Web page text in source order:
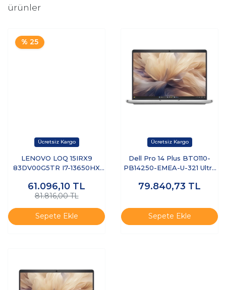
ürünler
% 25
LENOVO LOQ 15IRX9
83DV00G5TR I7-13650HX
RTX3050 15.6" DOS
61.096,10 TL
81.816,00 TL
Sepete Ekle
Dell Pro 14 Plus BTO110-
PB14250-EMEA-U-321 Ultra
Free Dos Dizüstü Bilgisayar
79.840,73 TL
Sepete Ekle